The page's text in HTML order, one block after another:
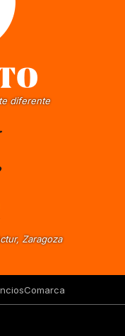
diferente
Zaragoza
Comarca